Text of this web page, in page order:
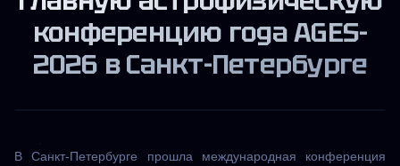
конференцию года AGES-
2026 в Санкт-Петербурге
В Санкт-Петербурге прошла международная конференция